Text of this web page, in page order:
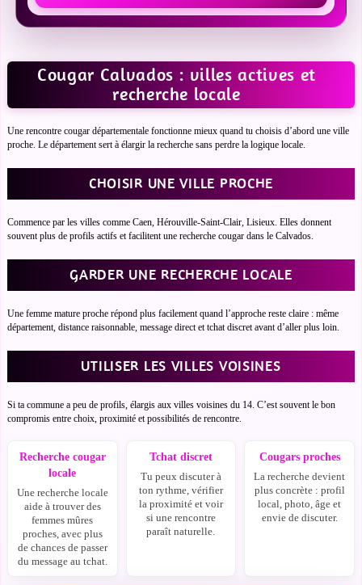
Cougar Calvados : villes actives et
recherche locale
Une rencontre cougar départementale fonctionne mieux quand tu choisis d’abord une ville
proche. Le département sert à élargir la recherche sans perdre la logique locale.
CHOISIR UNE VILLE PROCHE
Commence par les villes comme Caen, Hérouville-Saint-Clair, Lisieux. Elles donnent
souvent plus de profils actifs et facilitent une recherche cougar dans le Calvados.
GARDER UNE RECHERCHE LOCALE
Une femme mature proche répond plus facilement quand l’approche reste claire : même
département, distance raisonnable, message direct et tchat discret avant d’aller plus loin.
UTILISER LES VILLES VOISINES
Si ta commune a peu de profils, élargis aux villes voisines du 14. C’est souvent le bon
compromis entre choix, proximité et possibilités de rencontre.
Recherche cougar
locale
Une recherche locale
aide à trouver des
femmes mûres
proches, avec plus
de chances de passer
du message au tchat.
Tchat discret
Tu peux discuter à
ton rythme, vérifier
la proximité et voir
si une rencontre
paraît naturelle.
Cougars proches
La recherche devient
plus concrète : profil
local, photo, âge et
envie de discuter.